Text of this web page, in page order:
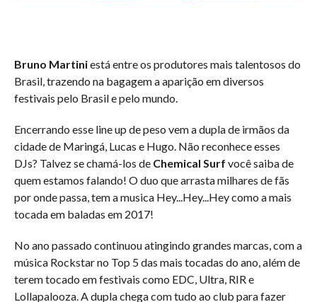
Bruno Martiniestá entre os produtores mais talentosos do
Brasil, trazendo na bagagem a aparição em diversos
festivais pelo Brasil e pelo mundo.
Encerrando esse line up de peso vem a dupla de irmãos da
cidade de Maringá, Lucas e Hugo. Não reconhece esses
DJs? Talvez se chamá-los de Chemical Surf você saiba de
quem estamos falando! O duo que arrasta milhares de fãs
por onde passa, tem a musica Hey...Hey...Hey como a mais
tocada em baladas em 2017!
No ano passado continuou atingindo grandes marcas, com a
música Rockstar no Top 5 das mais tocadas do ano, além de
terem tocado em festivais como EDC, Ultra, RIR e
Lollapalooza. A dupla chega com tudo ao club para fazer